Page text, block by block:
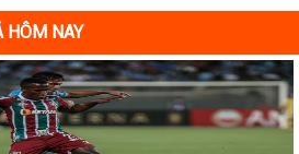
chuyên trang
bóng đá nào, đặc biệt là những trận
giải bóng đá lớn nhất trên Thế giới. Tại
khai thác thêm được rất nhiều những
đấu bóng đá sắp diễn ra như:
đấu diễn ra;
HÔM NAY